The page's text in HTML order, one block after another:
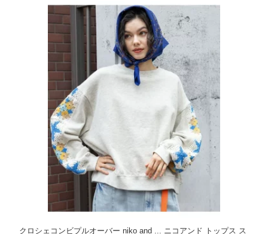
クロシェコンビプルオーバー niko and ... ニコアンド トップス ス